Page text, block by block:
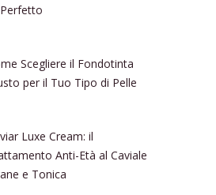
Scegliere il Fondotinta
per il Tuo Tipo di Pelle
Luxe Cream: il
Anti-Età al Caviale
e Tonica